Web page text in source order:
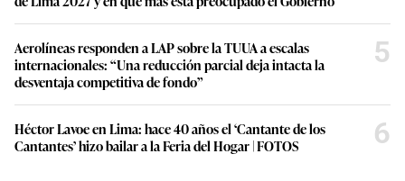
Aerolíneas responden a LAP sobre la TUUA a escalas
internacionales: “Una reducción parcial deja intacta la
desventaja competitiva de fondo”
5
Héctor Lavoe en Lima: hace 40 años el ‘Cantante de los
Cantantes’ hizo bailar a la Feria del Hogar | FOTOS
6